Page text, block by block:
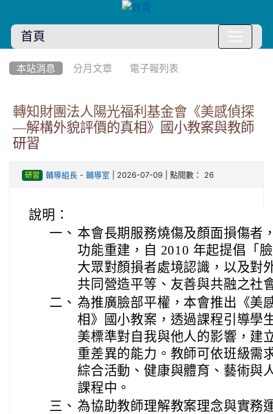
首頁
本站消息 分月文章 電子報列表
轉知財團法人陽光福利基金會《美感偵探
—解構外貌評價的真相》國小教案與教師
研習
研習 輔導組長- 輔導室 | 2026-07-09 | 點閱數： 26
說明：
一、 本會長期服務燒傷及顏面損傷者
功能重建，自 2010 年起提倡「
大眾對顏損者處境認識，以及對
共同營造平等、友善與共融之社
二、 為推廣臉部平權，本會推出《美
相》國小教案，透過課程引導學
美標準對自我與他人的影響，建
重差異的能力。教師可依班級需
綜合活動、健康與體育、藝術與
課程中。
三、 為協助教師理解教案理念與實務